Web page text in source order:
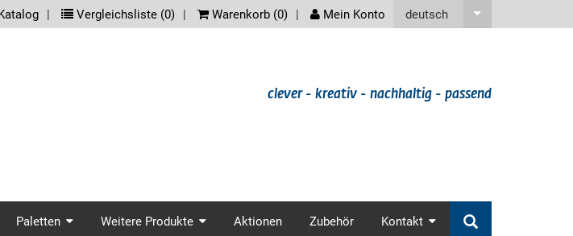
deutsch
Vergleichsliste (0) Warenkorb (0) Mein Konto
clever - kreativ - nachhaltig - passend
Paletten Weitere Produkte Aktionen Zubehör Kontakt